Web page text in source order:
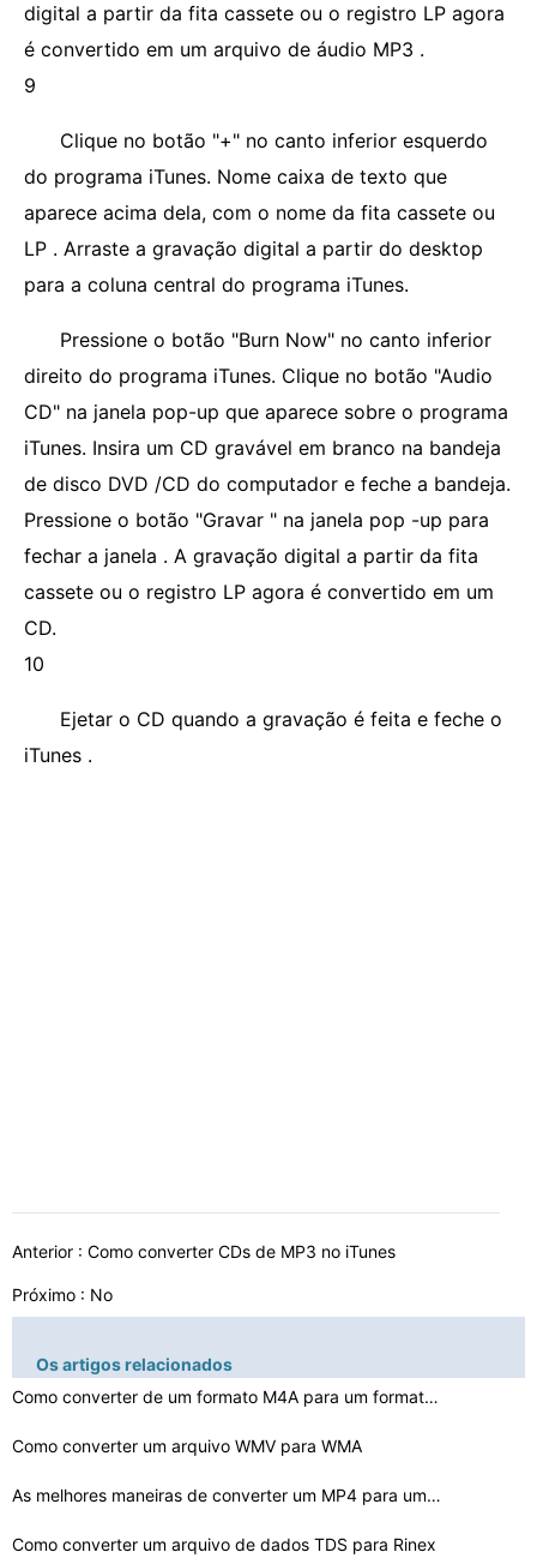
digital a partir da fita cassete ou o registro LP agora
é convertido em um arquivo de áudio MP3 .
9
Clique no botão "+" no canto inferior esquerdo
do programa iTunes. Nome caixa de texto que
aparece acima dela, com o nome da fita cassete ou
LP . Arraste a gravação digital a partir do desktop
para a coluna central do programa iTunes.
Pressione o botão "Burn Now" no canto inferior
direito do programa iTunes. Clique no botão "Audio
CD" na janela pop-up que aparece sobre o programa
iTunes. Insira um CD gravável em branco na bandeja
de disco DVD /CD do computador e feche a bandeja.
Pressione o botão "Gravar " na janela pop -up para
fechar a janela . A gravação digital a partir da fita
cassete ou o registro LP agora é convertido em um
CD.
10
Ejetar o CD quando a gravação é feita e feche o
iTunes .
Anterior : Como converter CDs de MP3 no iTunes
Próximo : No
Os artigos relacionados
Como converter de um formato M4A para um formato MP3 on…
Como converter um arquivo WMV para WMA
As melhores maneiras de converter um MP4 para um MP3
Como converter um arquivo de dados TDS para Rinex